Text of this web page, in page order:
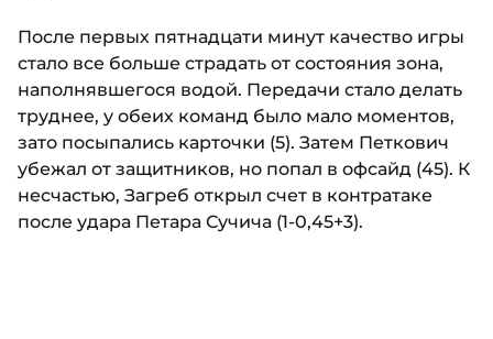
После первых пятнадцати минут качество игры
стало все больше страдать от состояния зона,
наполнявшегося водой. Передачи стало делать
труднее, у обеих команд было мало моментов,
зато посыпались карточки (5). Затем Петкович
убежал от защитников, но попал в офсайд (45). К
несчастью, Загреб открыл счет в контратаке
после удара Петара Сучича (1-0,45+3).